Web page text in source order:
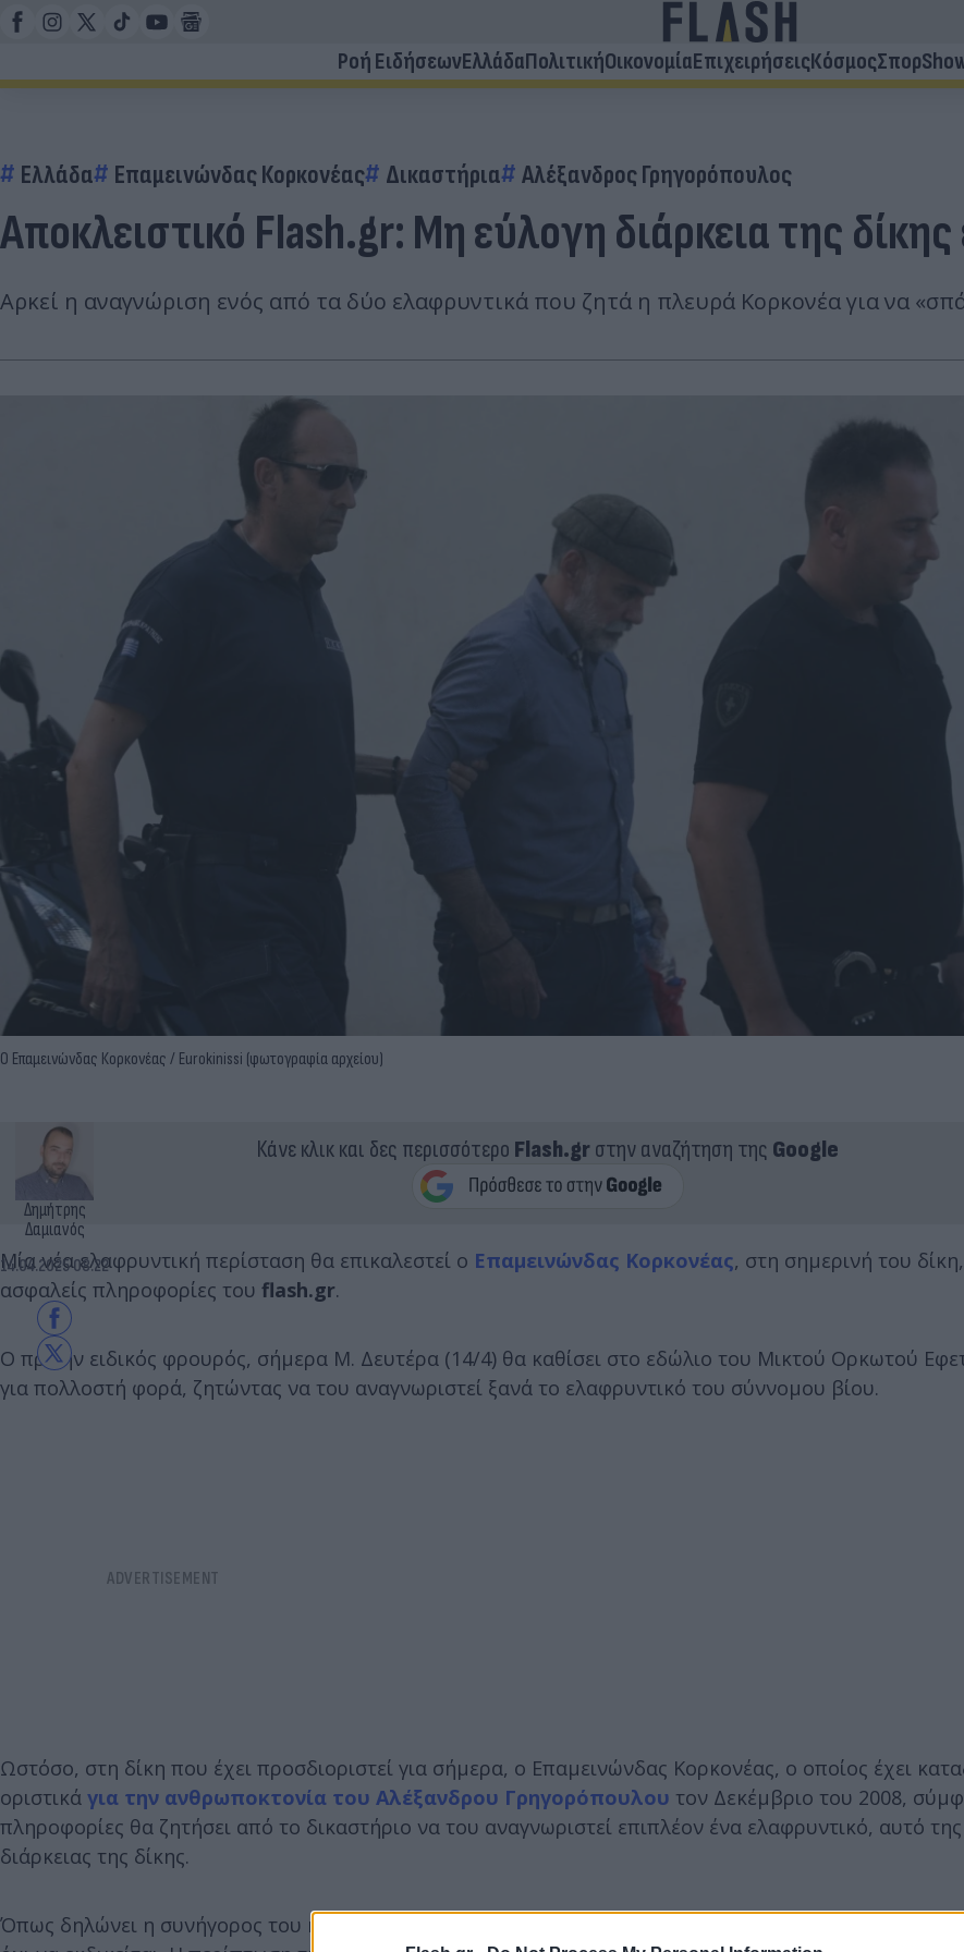
Ροή ΕιδήσεωνΕλλάδαΠολιτικήΟικονομίαΕπιχειρήσειςΚόσμοςΣπορ
Ελλάδα Επαμεινώνδας Κορκονέας Δικαστήρια Αλέξανδρος Γρηγορόπουλος
Αποκλειστικό Flash.gr: Μη εύλογη διάρκεια της δίκης
Αρκεί η αναγνώριση ενός από τα δύο ελαφρυντικά που ζητά η πλευρά Κορκονέα για να
Ο Επαμεινώνδας Κορκονέας / Eurokinissi (φωτογραφία αρχείου)
Δημήτρης
Δαμιανός
14.04.2025 08:22
Κάνε κλικ και δες περισσότερο Flash.grστην αναζήτηση της Google
Μία νέα ελαφρυντική περίσταση θα επικαλεστεί ο Επαμεινώνδας Κορκονέας, στη σημερινή του
ασφαλείς πληροφορίες του flash.gr.
Ο πρώην ειδικός φρουρός, σήμερα Μ. Δευτέρα (14/4) θα καθίσει στο εδώλιο του Μικτού Ορκωτού
για πολλοστή φορά, ζητώντας να του αναγνωριστεί ξανά το ελαφρυντικό του σύννομου βίου.
Ωστόσο, στη δίκη που έχει προσδιοριστεί για σήμερα, ο Επαμεινώνδας Κορκονέας, ο οποίος έχει
οριστικά για την ανθρωποκτονία του Αλέξανδρου Γρηγορόπουλου τον Δεκέμβριο του 2008,
πληροφορίες θα ζητήσει από το δικαστήριο να του αναγνωριστεί επιπλέον ένα ελαφρυντικό, αυτό
διάρκειας της δίκης.
Όπως δηλώνει η συνήγορος του κατηγορούμενου, Βάσω Πανταζή, «ένα κράτος δικαίου οφείλει να